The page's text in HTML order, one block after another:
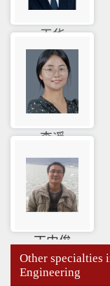
王华
李遥
丁中俊
Other specialties
Engineering